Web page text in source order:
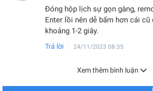
Đóng hộp lịch sự gọn gàng,
Enter lồi nên dễ bấm hơn cái
khoảng 1-2 giây.
Trả lời 24/11/2023 08:35
Xem thêm bình luận